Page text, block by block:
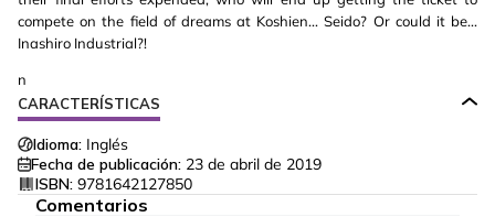
compete on the field of dreams at Koshien... Seido? Or could it be...
Inashiro Industrial?!
n
CARACTERÍSTICAS
Idioma: Inglés
Fecha de publicación: 23 de abril de 2019
ISBN: 9781642127850
Comentarios